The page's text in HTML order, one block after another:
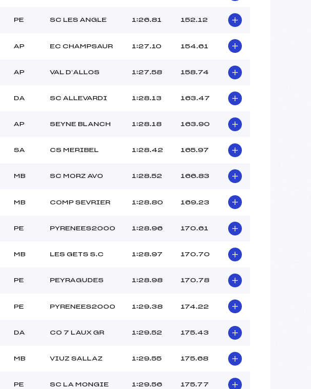
Ouvreurs C :
PE SC LES ANGLE 1:26.81 152.12
AP EC CHAMPSAUR 1:27.10 154.61
AP VAL D’ALLOS 1:27.58 158.74
DA SC ALLEVARDI 1:28.13 163.47
AP SEYNE BLANCH 1:28.18 163.90
SA CS MERIBEL 1:28.42 165.97
MB SC MORZ AVO 1:28.52 166.83
MB COMP SEVRIER 1:28.80 169.23
PE PYRENEES2000 1:28.96 170.61
MB LES GETS S.C 1:28.97 170.70
PE PEYRAGUDES 1:28.98 170.78
PE PYRENEES2000 1:29.38 174.22
DA CO 7 LAUX GR 1:29.52 175.43
MB VIUZ SALLAZ 1:29.55 175.68
PE SC LA MONGIE 1:29.56 175.77